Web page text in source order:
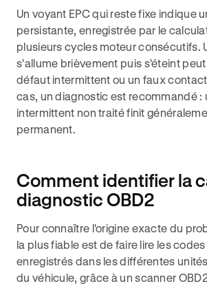
Un voyant EPC qui reste fixe indique
persistante, enregistrée par le
plusieurs cycles moteur consécutifs.
s'allume brièvement puis s'éteint
défaut intermittent ou un faux
cas, un diagnostic est recommandé :
intermittent non traité finit
permanent.
Comment identifier la
diagnostic OBD2
Pour connaître l'origine exacte du
la plus fiable est de faire lire les
enregistrés dans les différentes
du véhicule, grâce à un scanner